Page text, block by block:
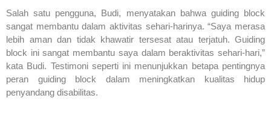
Salah satu pengguna, Budi, menyatakan bahwa guiding block
sangat membantu dalam aktivitas sehari-harinya. “Saya merasa
lebih aman dan tidak khawatir tersesat atau terjatuh. Guiding
block ini sangat membantu saya dalam beraktivitas sehari-hari,”
kata Budi. Testimoni seperti ini menunjukkan betapa pentingnya
peran guiding block dalam meningkatkan kualitas hidup
penyandang disabilitas.